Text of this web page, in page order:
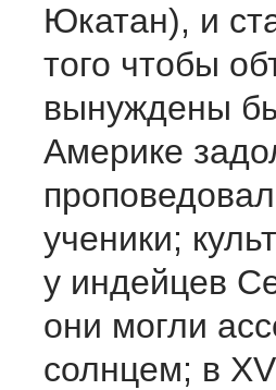
Юкатан), и
того чтобы
вынуждены
Америке
ученики;
у индейцев
они могли
солнцем; в